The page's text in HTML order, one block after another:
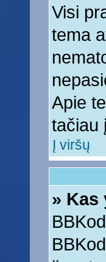
Visi
tema
Apie
tačiau
Į viršų
» Kas